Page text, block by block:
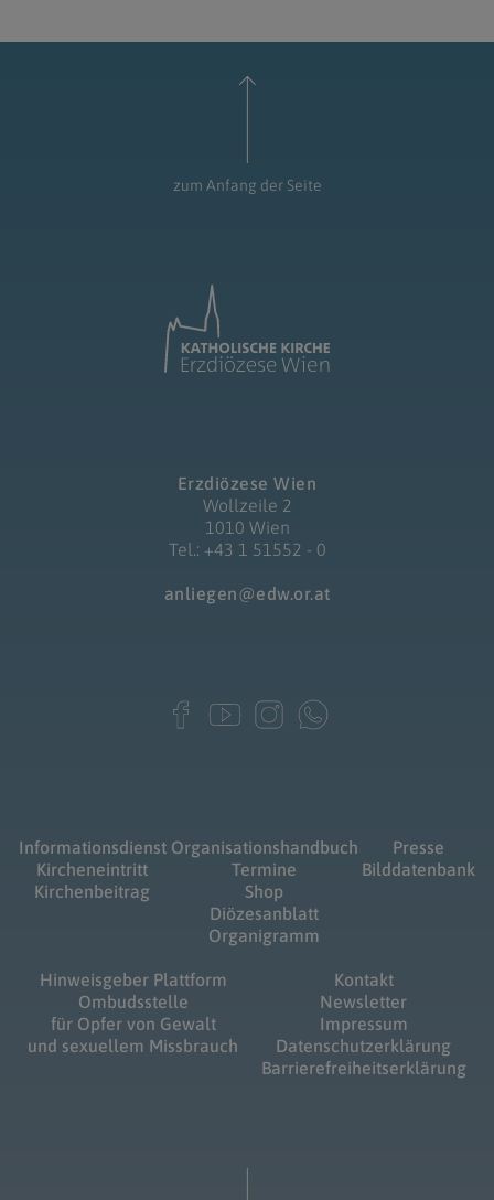
zum Anfang der Seite
Erzdiözese Wien
Wollzeile 2
1010 Wien
Tel.: +43 1 51552 - 0
anliegen@edw.or.at
Informationsdienst
Kircheneintritt
Kirchenbeitrag
Organisationshandbuch
Termine
Shop
Diözesanblatt
Organigramm
Presse
Bilddatenbank
Hinweisgeber Plattform
Ombudsstelle
für Opfer von Gewalt
und sexuellem Missbrauch
Kontakt
Newsletter
Impressum
Datenschutzerklärung
Barrierefreiheitserklärung